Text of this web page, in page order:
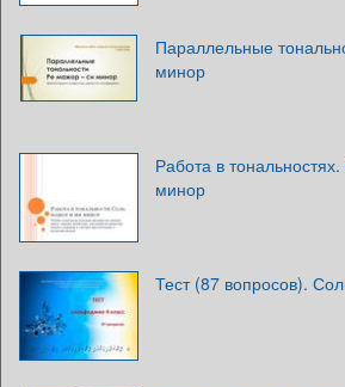
Параллельные
минор
Работа в
минор
Тест (87 вопросов).